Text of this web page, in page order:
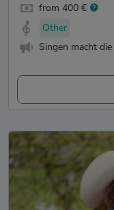
from 400 €
Other
Singen macht